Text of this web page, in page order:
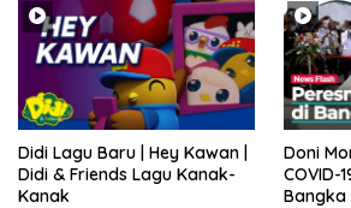
Didi Lagu Baru | Hey Kawan |
Didi & Friends Lagu Kanak-
Kanak
Doni
COVID-
Bangka